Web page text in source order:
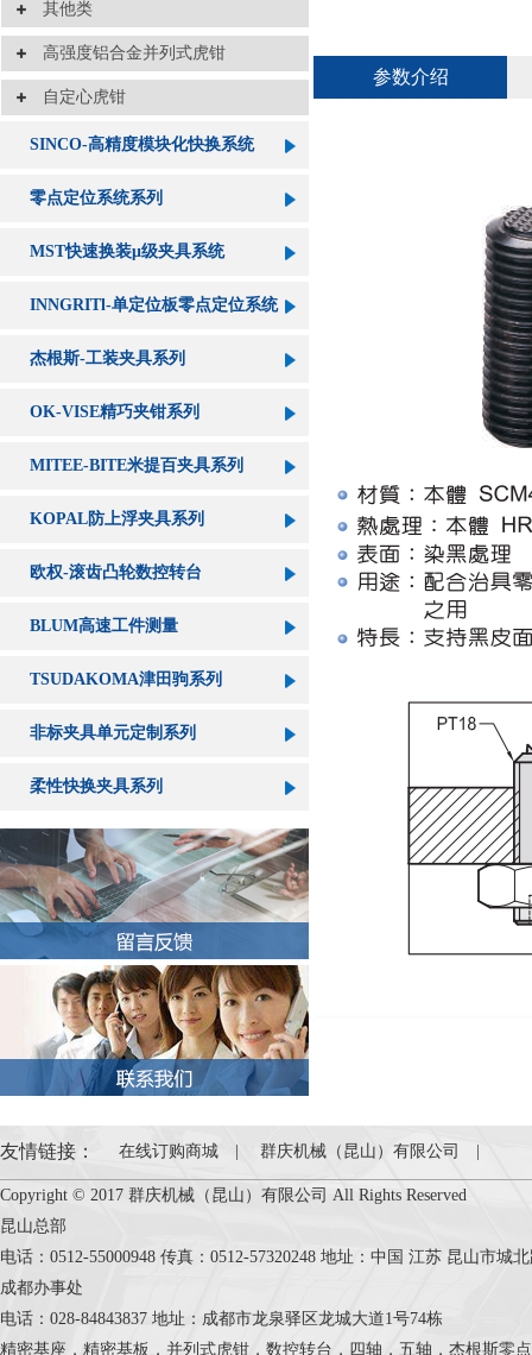
其他类
高强度铝合金并列式虎钳
自定心虎钳
SINCO-高精度模块化快换系统
零点定位系统系列
MST快速换装μ级夹具系统
INNGRITl-单定位板零点定位系统
杰根斯-工装夹具系列
OK-VISE精巧夹钳系列
MITEE-BITE米提百夹具系列
KOPAL防上浮夹具系列
欧权-滚齿凸轮数控转台
BLUM高速工件测量
TSUDAKOMA津田驹系列
非标夹具单元定制系列
柔性快换夹具系列
参数介绍
友情链接： 在线订购商城 群庆机械（昆山）有限公司
Copyright © 2017 群庆机械（昆山）有限公司 All Rights Reserved
昆山总部
电话：0512-55000948 传真：0512-57320248 地址：中国 江苏 昆山市城
成都办事处
电话：028-84843837 地址：成都市龙泉驿区龙城大道1号74栋
精密基座，精密基板，并列式虎钳，数控转台，四轴，五轴，杰根斯零